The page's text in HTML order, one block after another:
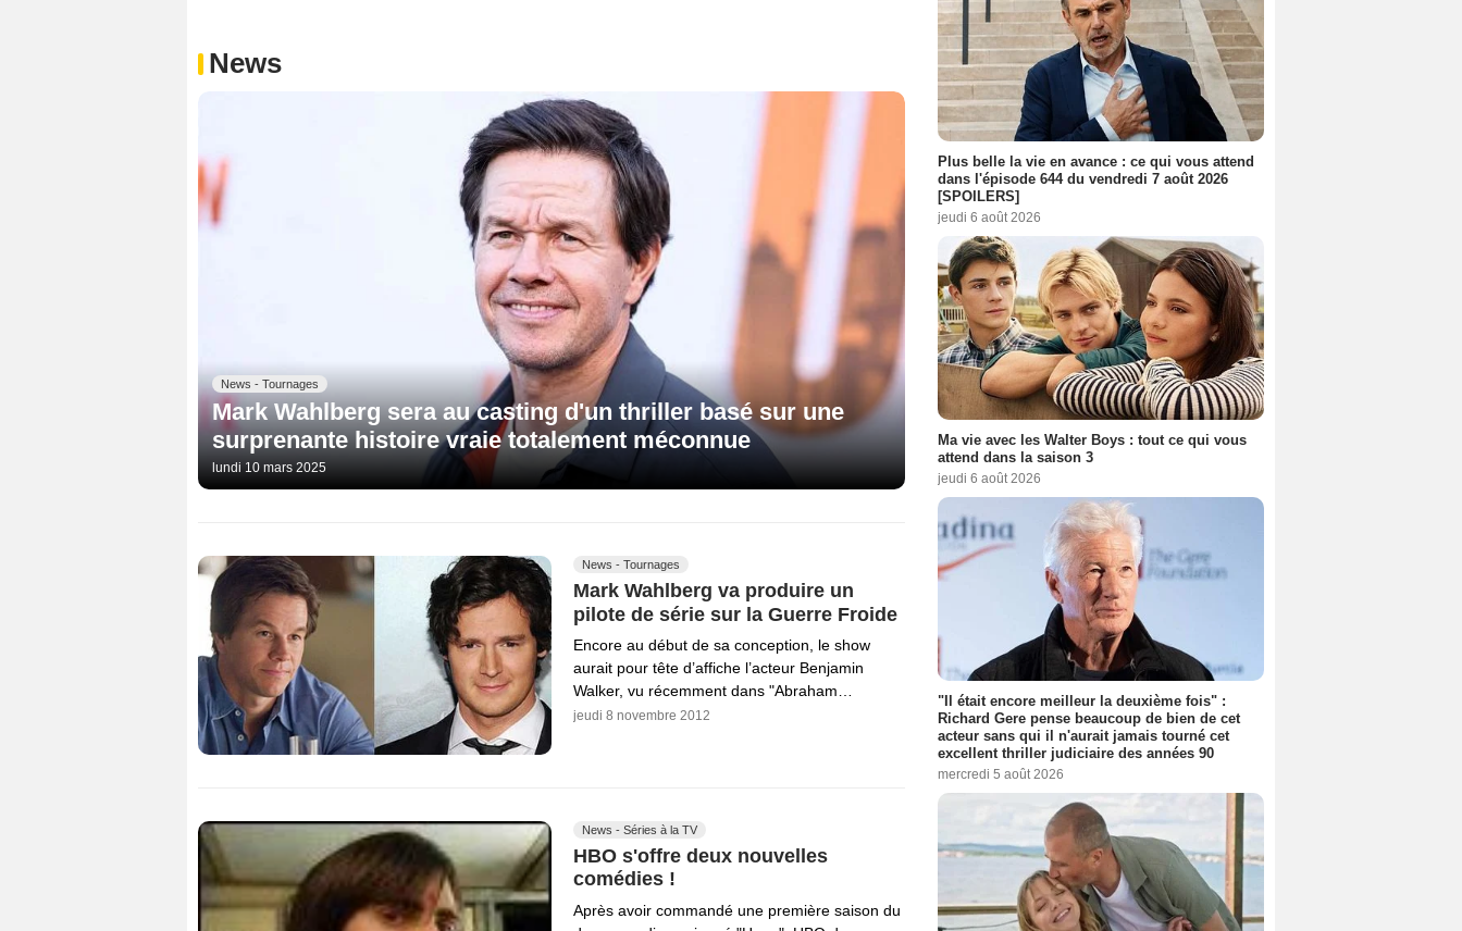
News
News - Tournages
Mark Wahlberg sera au casting d'un thriller basé sur une
surprenante histoire vraie totalement méconnue
lundi 10 mars 2025
News - Tournages
Mark Wahlberg va produire un
pilote de série sur la Guerre Froide
Encore au début de sa conception, le show
aurait pour tête d’affiche l’acteur Benjamin
Walker, vu récemment dans "Abraham…
jeudi 8 novembre 2012
News - Séries à la TV
HBO s'offre deux nouvelles
comédies !
Après avoir commandé une première saison du
Plus belle la vie en avance : ce qui vous attend
dans l'épisode 644 du vendredi 7 août 2026
[SPOILERS]
jeudi 6 août 2026
Ma vie avec les Walter Boys : tout ce qui vous
attend dans la saison 3
jeudi 6 août 2026
"Il était encore meilleur la deuxième fois" :
Richard Gere pense beaucoup de bien de cet
acteur sans qui il n'aurait jamais tourné cet
excellent thriller judiciaire des années 90
mercredi 5 août 2026